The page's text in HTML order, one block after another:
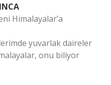
Himalayalar’a
yuvarlak daireler
onu biliyor